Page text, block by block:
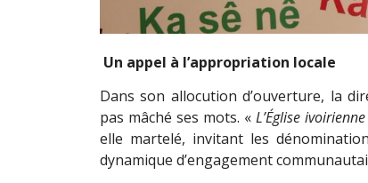
Un appel à l’appropriation locale
Dans son allocution d’ouverture, la
pas mâché ses mots. «L’Église
elle martelé, invitant les
dynamique d’engagement